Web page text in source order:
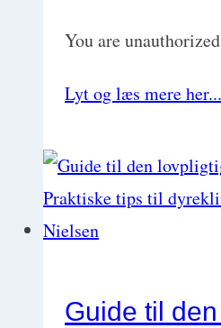
You are
Lyt og læs mere her...
Guide til